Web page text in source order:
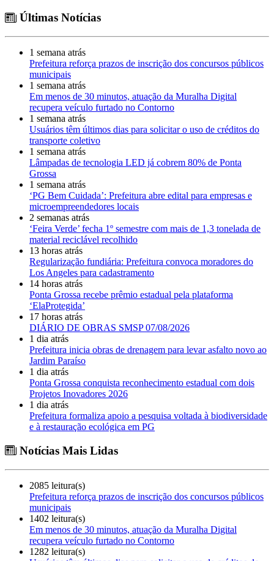
Últimas Notícias
1 semana atrás
Prefeitura reforça prazos de inscrição dos concursos públicos
municipais
1 semana atrás
Em menos de 30 minutos, atuação da Muralha Digital
recupera veículo furtado no Contorno
1 semana atrás
Usuários têm últimos dias para solicitar o uso de créditos do
transporte coletivo
1 semana atrás
Lâmpadas de tecnologia LED já cobrem 80% de Ponta
Grossa
1 semana atrás
‘PG Bem Cuidada’: Prefeitura abre edital para empresas e
microempreendedores locais
2 semanas atrás
‘Feira Verde’ fecha 1º semestre com mais de 1,3 tonelada de
material reciclável recolhido
13 horas atrás
Regularização fundiária: Prefeitura convoca moradores do
Los Angeles para cadastramento
14 horas atrás
Ponta Grossa recebe prêmio estadual pela plataforma
‘ElaProtegida’
17 horas atrás
DIÁRIO DE OBRAS SMSP 07/08/2026
1 dia atrás
Prefeitura inicia obras de drenagem para levar asfalto novo ao
Jardim Paraíso
1 dia atrás
Ponta Grossa conquista reconhecimento estadual com dois
Projetos Inovadores 2026
1 dia atrás
Prefeitura formaliza apoio a pesquisa voltada à biodiversidade
e à restauração ecológica em PG
Notícias Mais Lidas
2085 leitura(s)
Prefeitura reforça prazos de inscrição dos concursos públicos
municipais
1402 leitura(s)
Em menos de 30 minutos, atuação da Muralha Digital
recupera veículo furtado no Contorno
1282 leitura(s)